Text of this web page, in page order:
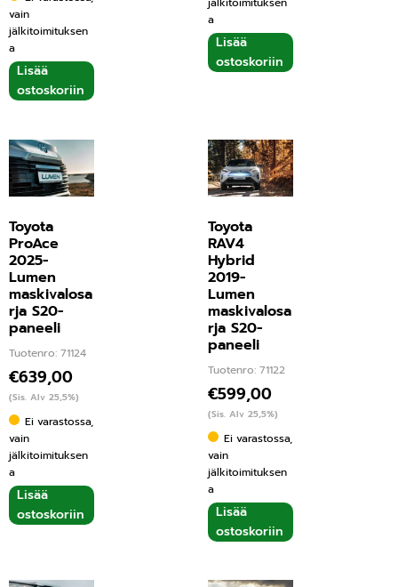
vain
jälkitoimituksen
a
Lisää
ostoskoriin
a
Lisää
ostoskoriin
Toyota
ProAce
2025-
Lumen
maskivalosa
rja S20-
paneeli
Tuotenro: 71124
€639,00
(Sis. Alv 25,5%)
Ei varastossa,
vain
jälkitoimituksen
a
Lisää
ostoskoriin
Toyota
RAV4
Hybrid
2019-
Lumen
maskivalosa
rja S20-
paneeli
Tuotenro: 71122
€599,00
(Sis. Alv 25,5%)
Ei varastossa,
vain
jälkitoimituksen
a
Lisää
ostoskoriin